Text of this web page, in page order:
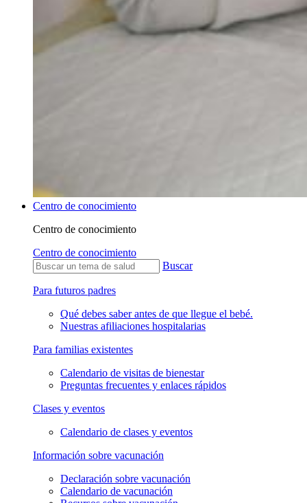
Centro de conocimiento
Centro de conocimiento
Centro de conocimiento
Buscar
Para futuros padres
Qué debes saber antes de que llegue el bebé.
Nuestras afiliaciones hospitalarias
Para familias existentes
Calendario de visitas de bienestar
Preguntas frecuentes y enlaces rápidos
Clases y eventos
Calendario de clases y eventos
Información sobre vacunación
Declaración sobre vacunación
Calendario de vacunación